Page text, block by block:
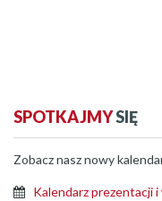
SPOTKAJMYSIĘ
Zobacz nasz nowy
Kalendarz prezentacji